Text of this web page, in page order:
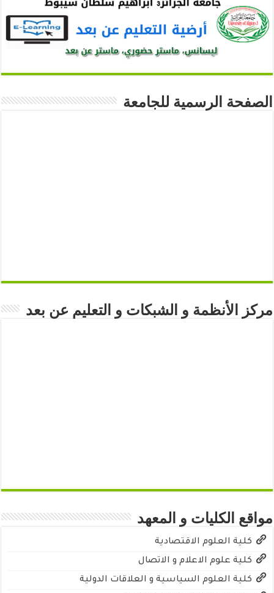
الصفحة الرسمية للجامعة
مركز الأنظمة و الشبكات و التعليم عن بعد
مواقع الكليات و المعهد
كلية العلوم الاقتصادية
كلية علوم الاعلام و الاتصال
كلية العلوم السياسية و العلاقات الدولية